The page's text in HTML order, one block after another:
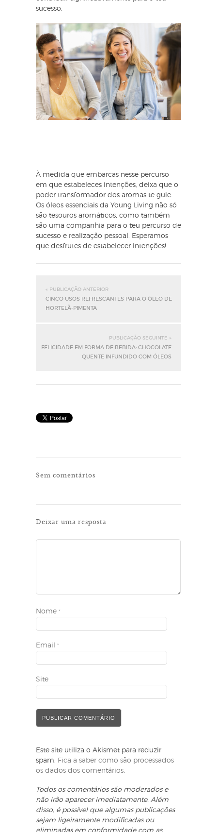
sucesso.
À medida que embarcas nesse percurso
em que estabeleces intenções, deixa que o
poder transformador dos aromas te guie.
Os óleos essenciais da Young Living não só
são tesouros aromáticos, como também
são uma companhia para o teu percurso de
sucesso e realização pessoal. Esperamos
que desfrutes de estabelecer intenções!
« PUBLICAÇÃO ANTERIOR
CINCO USOS REFRESCANTES PARA O ÓLEO DE
HORTELÃ-PIMENTA
PUBLICAÇÃO SEGUINTE »
FELICIDADE EM FORMA DE BEBIDA: CHOCOLATE
QUENTE INFUNDIDO COM ÓLEOS
Sem comentários
Deixar uma resposta
Nome *
Email *
Site
Este site utiliza o Akismet para reduzir
spam. Fica a saber como são processados
os dados dos comentários.
Todos os comentários são moderados e
não irão aparecer imediatamente. Além
disso, é possível que algumas publicações
sejam ligeiramente modificadas ou